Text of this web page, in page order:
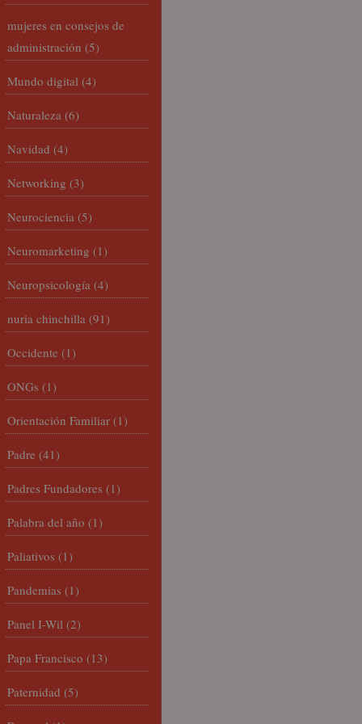
mujeres en consejos de
administración (5)
Mundo digital (4)
Naturaleza (6)
Navidad (4)
Networking (3)
Neurociencia (5)
Neuromarketing (1)
Neuropsicología (4)
nuria chinchilla (91)
Occidente (1)
ONGs (1)
Orientación Familiar (1)
Padre (41)
Padres Fundadores (1)
Palabra del año (1)
Paliativos (1)
Pandemias (1)
Panel I-Wil (2)
Papa Francisco (13)
Paternidad (5)